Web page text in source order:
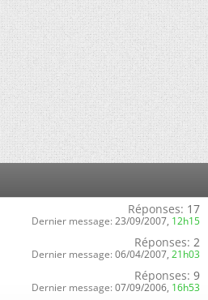
Réponses: 17
Dernier message: 23/09/2007, 12h15
Réponses: 2
Dernier message: 06/04/2007, 21h03
Réponses: 9
Dernier message: 07/09/2006, 16h53